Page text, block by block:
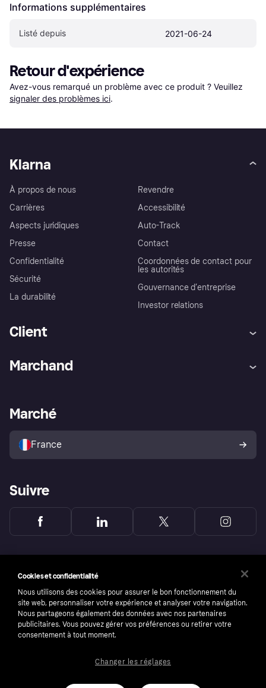
Informations supplémentaires
Listé depuis 2021-06-24
Retour d'expérience
Avez-vous remarqué un problème avec ce produit ? Veuillez
signaler des problèmes ici.
Klarna
À propos de nous
Carrières
Aspects juridiques
Presse
Confidentialité
Sécurité
La durabilité
Revendre
Accessibilité
Auto-Track
Contact
Coordonnées de contact pour
les autorités
Gouvernance d’entreprise
Investor relations
Client
Explorez les magasins
Politique de protection de
l’acheteur Klarna
Marchand
Portail Marchand
Marché
France
Suivre
number: 556737-0431
Cookies et confidentialité
Nous utilisons des cookies pour assurer le bon fonctionnement du
site web, personnaliser votre expérience et analyser votre navigation.
Nous partageons également des données avec nos partenaires
publicitaires. Vous pouvez gérer vos préférences ou retirer votre
consentement à tout moment.
Changer les réglages